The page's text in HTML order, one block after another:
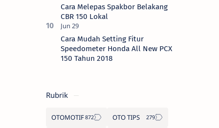
Cara Melepas Spakbor Belakang
CBR 150 Lokal
Cara Mudah Setting Fitur
Speedometer Honda All New PCX
150 Tahun 2018
Rubrik
OTOMOTIF OTO TIPS